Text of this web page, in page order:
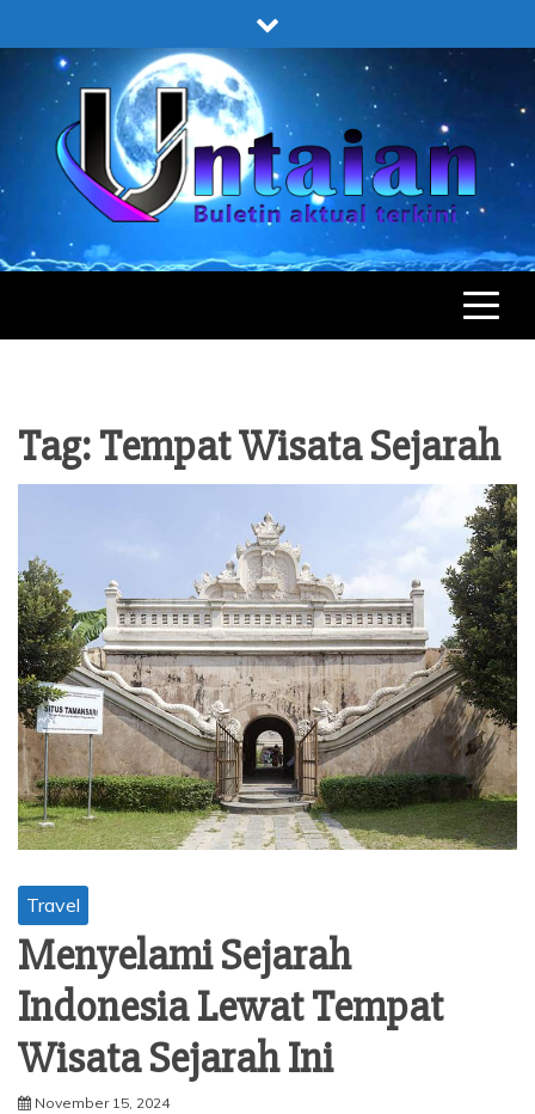
to
content
UNTAIAN
UNTAIAN TERKINI
Tag:Tempat Wisata Sejarah
Travel
Menyelami Sejarah
Indonesia Lewat Tempat
Wisata Sejarah Ini
November 15, 2024